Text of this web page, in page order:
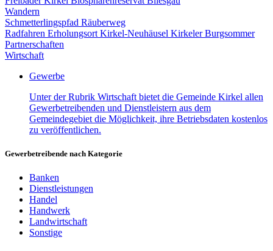
Wandern
Schmetterlingspfad Räuberweg
Radfahren Erholungsort Kirkel-Neuhäusel Kirkeler Burgsommer
Partnerschaften
Wirtschaft
Gewerbe
Unter der Rubrik Wirtschaft bietet die Gemeinde Kirkel allen
Gewerbetreibenden und Dienstleistern aus dem
Gemeindegebiet die Möglichkeit, ihre Betriebsdaten kostenlos
zu veröffentlichen.
Gewerbetreibende nach Kategorie
Banken
Dienstleistungen
Handel
Handwerk
Landwirtschaft
Sonstige